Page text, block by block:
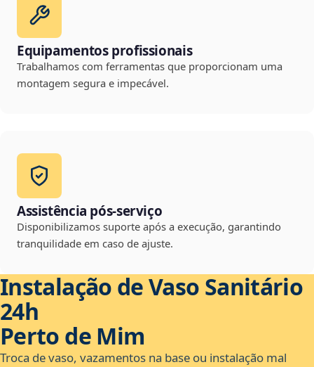
Equipamentos profissionais
Trabalhamos com ferramentas que proporcionam uma
montagem segura e impecável.
Assistência pós-serviço
Disponibilizamos suporte após a execução, garantindo
tranquilidade em caso de ajuste.
Instalação de Vaso Sanitário
24h
Perto de Mim
Troca de vaso, vazamentos na base ou instalação mal